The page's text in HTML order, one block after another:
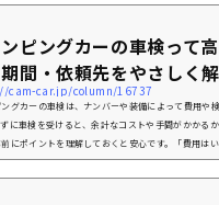
な原因と、自分でできる原因の調べ方・対処方法
らぬるい風しか出ない場合、エアコンのガス漏れを
ピングカーの車検って
間・依頼先をやさしく
cam-car.jp/column/16737
グカーの車検は、ナンバーや装備によって費用や
に車検を受けると、余計なコストや手間がかかる
にポイントを理解しておくと安心です。「費用はい
頼すればいいのか」こんな悩みや疑問を持つ方に
や依頼先の選び方、ナンバーごとの違いをやさし